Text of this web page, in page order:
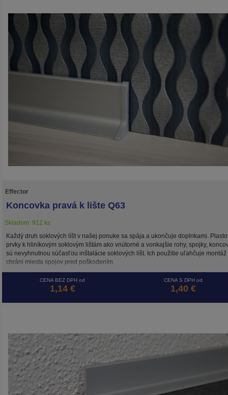
Effector
Koncovka pravá k lište Q63
Skladom: 912 ks
Každý druh soklových líšt v našej ponuke sa spája a ukončuje doplnkami.
prvky k hliníkovým soklovým lištám ako vnútorné a vonkajšie rohy, spojky,
sú nevyhnutnou súčasťou inštalácie soklových líšt. Ich použitie uľahčuje montáž
chráni miesta spojov pred poškodením.
CENA BEZ DPH od
1,14 €
CENA S DPH od
1,40 €